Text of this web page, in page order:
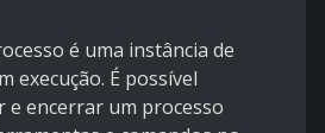
é uma instância de
execução. É possível
e encerrar um processo